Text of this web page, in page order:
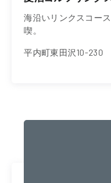
海沿いリンクスコー
喫。
平内町東田沢10-230